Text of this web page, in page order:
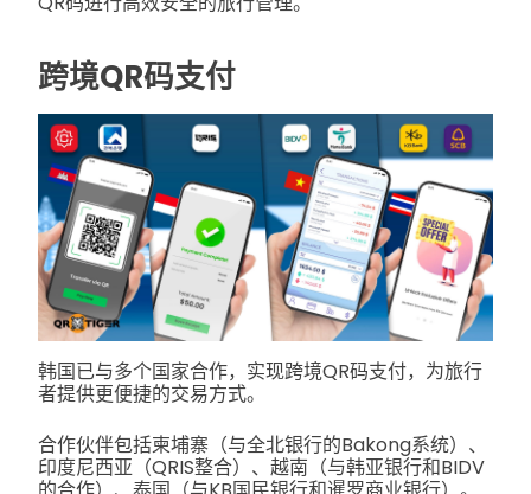
跨境QR码支付
韩国已与多个国家合作，实现跨境QR码支付，为旅行
者提供更便捷的交易方式。
合作伙伴包括柬埔寨（与全北银行的Bakong系统）、
印度尼西亚（QRIS整合）、越南（与韩亚银行和BIDV